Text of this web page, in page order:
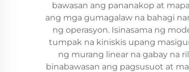
bawasan ang pananakop at
ang mga gumagalaw na bahagi
ng operasyon. Isinasama ng
tumpak na kiniskis upang
ng murang linear na gabay na
binabawasan ang pagsusuot at